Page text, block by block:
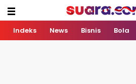
Indeks News Bisnis Bola